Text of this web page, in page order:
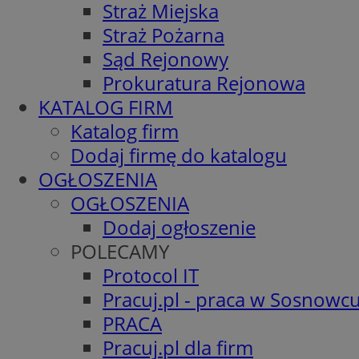
Straż Miejska
Straż Pożarna
Sąd Rejonowy
Prokuratura Rejonowa
KATALOG FIRM
Katalog firm
Dodaj firmę do katalogu
OGŁOSZENIA
OGŁOSZENIA
Dodaj ogłoszenie
POLECAMY
Protocol IT
Pracuj.pl - praca w
PRACA
Pracuj.pl dla firm